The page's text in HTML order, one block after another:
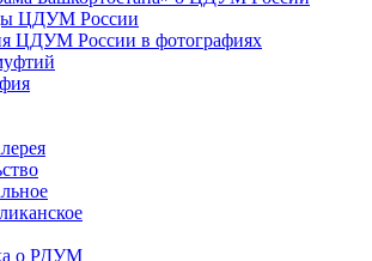
ЦДУМ России
ЦДУМ России в фотографиях
о РДУМ